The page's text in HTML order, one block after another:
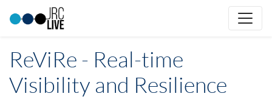
ReViRe - Real-time
Visibility and Resilience